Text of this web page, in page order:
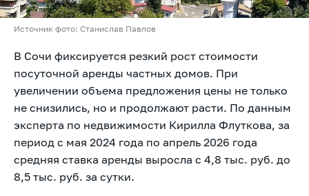
Источник фото: Станислав Павлов
В Сочи фиксируется резкий рост стоимости
посуточной аренды частных домов. При
увеличении объема предложения цены не только
не снизились, но и продолжают расти. По данным
эксперта по недвижимости Кирилла Флуткова, за
период с мая 2024 года по апрель 2026 года
средняя ставка аренды выросла с 4,8 тыс. руб. до
8,5 тыс. руб. за сутки.